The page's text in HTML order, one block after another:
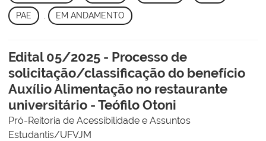
PAE , EM ANDAMENTO
Edital 05/2025 - Processo de
solicitação/classificação do benefício
Auxílio Alimentação no restaurante
universitário - Teófilo Otoni
Pró-Reitoria de Acessibilidade e Assuntos
Estudantis/UFVJM